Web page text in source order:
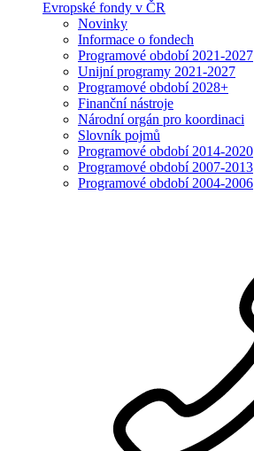
Evropské fondy v ČR
Novinky
Informace o fondech
Programové období 2021-2027
Unijní programy 2021-2027
Programové období 2028+
Finanční nástroje
Národní orgán pro koordinaci
Slovník pojmů
Programové období 2014-2020
Programové období 2007-2013
Programové období 2004-2006